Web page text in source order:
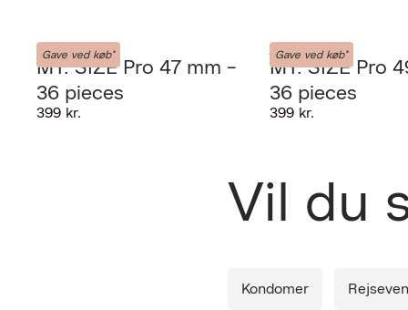
Gave ved køb*
MY-SIZE
MY. SIZE Pro 47 mm -
36 pieces
399 kr.
Gave ved køb*
MY-SIZE
MY. SIZE Pro
36 pieces
399 kr.
Vil du
Kondomer
Fri
GIV OS LOV
PRODUKTET